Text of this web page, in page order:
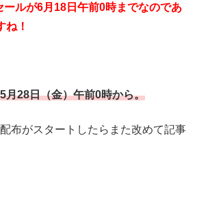
ールが6月18日午前0時までなのであ
ね！
月28日（金）午前0時から。
布がスタートしたらまた改めて記事